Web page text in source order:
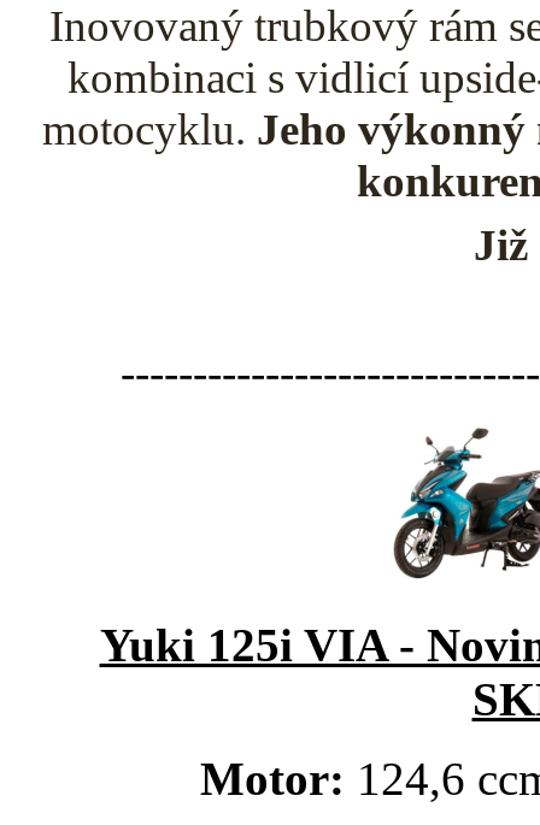
Inovovaný trubkový rám
kombinaci s vidlicí
motocyklu. Jeho výkonný
Již
Yuki 125i VIA -
Motor: 124,6